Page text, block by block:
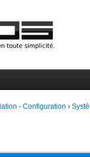
- Configuration ›